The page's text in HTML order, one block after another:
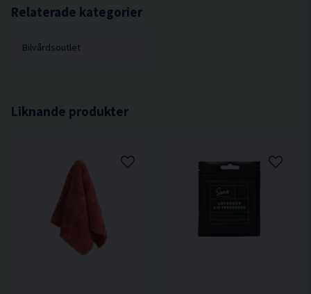
och låt produkten verka någon minut.
och du kommer snabbt upptäcka att den gröna
inte att även borsten behöver spolas av noggrant.
Relaterade kategorier
Bilvårdsoutlet
Liknande produkter